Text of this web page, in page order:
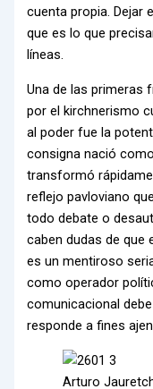
cuenta propia. Dejar
que es lo que
líneas.
Una de las primeras
por el kirchnerismo
al poder fue la
consigna nació
transformó
reflejo pavloviano
todo debate o
caben dudas de que
es un mentiroso
como operador
comunicacional
responde a fines
Arturo